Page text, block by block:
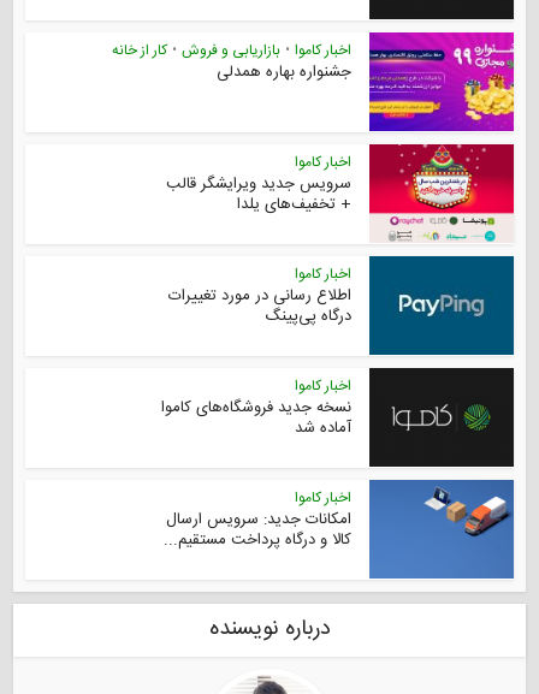
اخبار کاموا • بازاریابی و فروش • کار از خانه
جشنواره بهاره همدلی
اخبار کاموا
سرویس جدید ویرایشگر قالب
+‌ تخفیف‌های یلدا
اخبار کاموا
اطلاع رسانی در مورد تغییرات
درگاه پی‌پینگ
اخبار کاموا
نسخه جدید فروشگاه‌های کاموا
آماده شد
اخبار کاموا
امکانات جدید: سرویس ارسال
کالا و درگاه پرداخت مستقیم...
درباره نویسنده